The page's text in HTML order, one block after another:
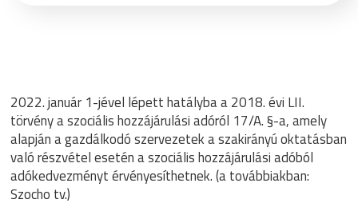
2022. január 1-jével lépett hatályba a 2018. évi LII.
törvény a szociális hozzájárulási adóról 17/A. §-a, amely
alapján a gazdálkodó szervezetek a szakirányú oktatásban
való részvétel esetén a szociális hozzájárulási adóból
adókedvezményt érvényesíthetnek. (a továbbiakban:
Szocho tv.)